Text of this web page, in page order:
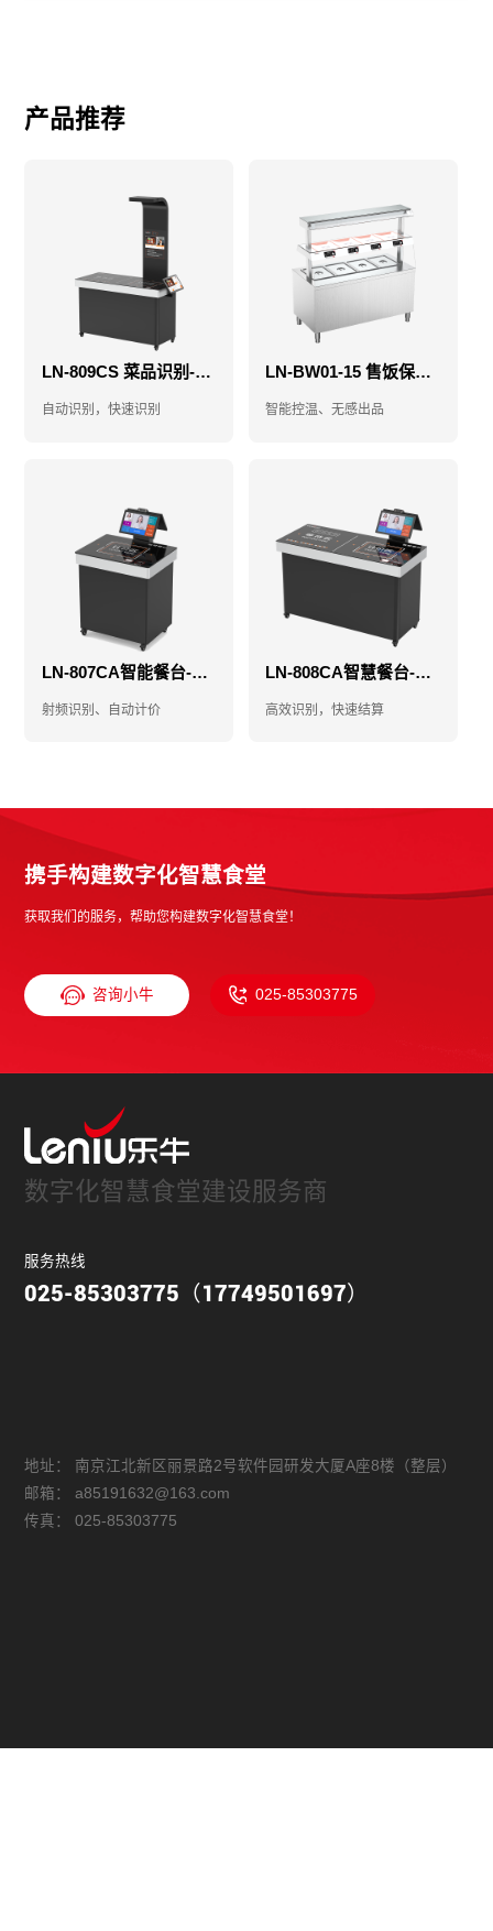
产品推荐
LN-809CS 菜品识别-菜品识别结算台-视觉结算台
自动识别，快速识别
LN-BW01-15 售饭保温台-智能售饭台-智能保温售饭台
智能控温、无感出品
LN-807CA智能餐台-智能结算台-自助结算台
射频识别、自动计价
LN-808CA智慧餐台-智能结算台-自助结算台
高效识别，快速结算
携手构建数字化智慧食堂
获取我们的服务，帮助您构建数字化智慧食堂！
咨询小牛 025-85303775
数字化智慧食堂建设服务商
服务热线
025-85303775（17749501697）
地址：
南京江北新区丽景路2号软件园研发大厦A座8楼（整层）
邮箱：
a85191632@163.com
传真：
025-85303775